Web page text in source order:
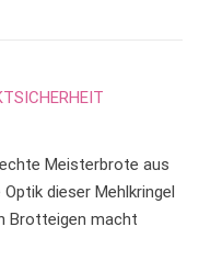
v
Meisterbrote aus
dieser Mehlkringel
Brotteigen macht